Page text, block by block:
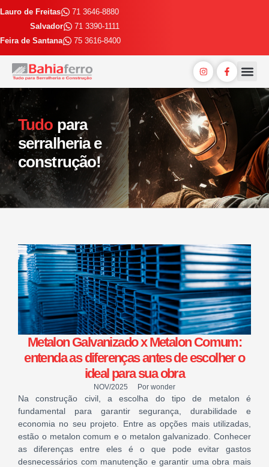
Lauro de Freitas
71 3646-8880
Salvador
71 3390-1111
Feira de Santana
75 3616-8400
Tudo para
serralheria e
construção!
Metalon Galvanizado x Metalon Comum:
entenda as diferenças antes de escolher o
ideal para sua obra
NOV/2025 Por wonder
Na construção civil, a escolha do tipo de metalon é
fundamental para garantir segurança, durabilidade e
economia no seu projeto. Entre as opções mais utilizadas,
estão o metalon comum e o metalon galvanizado. Conhecer
as diferenças entre eles é o que pode evitar gastos
desnecessários com manutenção e garantir uma obra mais